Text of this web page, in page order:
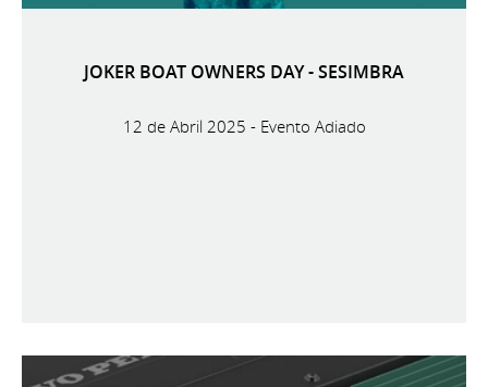
JOKER BOAT OWNERS DAY - SESIMBRA
12 de Abril 2025 - Evento Adiado